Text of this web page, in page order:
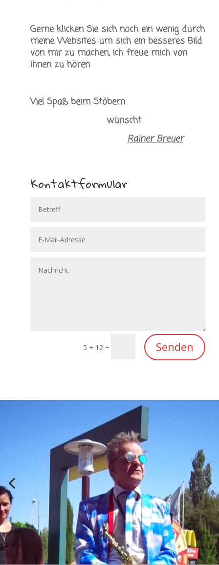
Gerne klicken Sie sich noch ein wenig durch
meine Websites um sich ein besseres Bild
von mir zu machen, ich freue mich von
Ihnen zu hören
Viel Spaß beim Stöbern
wünscht
Rainer Breuer
Kontaktformular
5 + 12 = Senden